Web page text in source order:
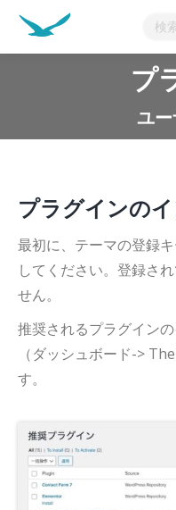
索:
プ
ユ
プラグインの
最初に、テーマの登録
してください。登録さ
せん。
推奨されるプラグイン
（ダッシュボード->
す。